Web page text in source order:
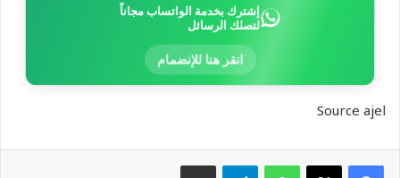
إشترك بخدمة الواتساب مجاناً
لتصلك الرسائل
انقر هنا للإنضمام
Source ajel
واتسابتيلقرام مشاركة عبر البريد